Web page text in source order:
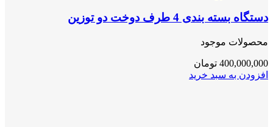
دستگاه بسته بندی 4 طرف دوخت دو توزین
محصولات موجود
400,000,000 تومان
افزودن به سبد خرید